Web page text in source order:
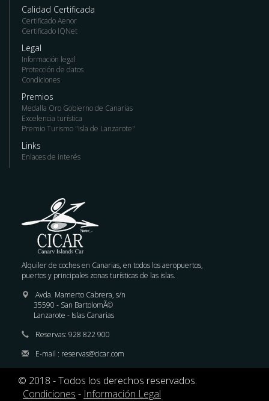
Calidad Certificada
Certificado Aenor
Certificado IQNet
Legal
Información legal
Protección de datos
Condiciones
Premios
Medalla Oro Gobierno de Canarias
Excelencia turística
Premio Turismo "Isla de Lanzarote"
Links
Enlaces de interés
Alquiler de coches en Canarias, en todos los aeropuertos,
puertos y principales zonas turísticas de las islas.
Avda. Mamerto Cabrera, s/n
35590 - San BartolomÃ©
Lanzarote - Islas Canarias
Reservas: 928 822 900
E-mail : reservas@cicar.com
© 2018 - Todos los derechos reservados.
Condiciones - Información Legal